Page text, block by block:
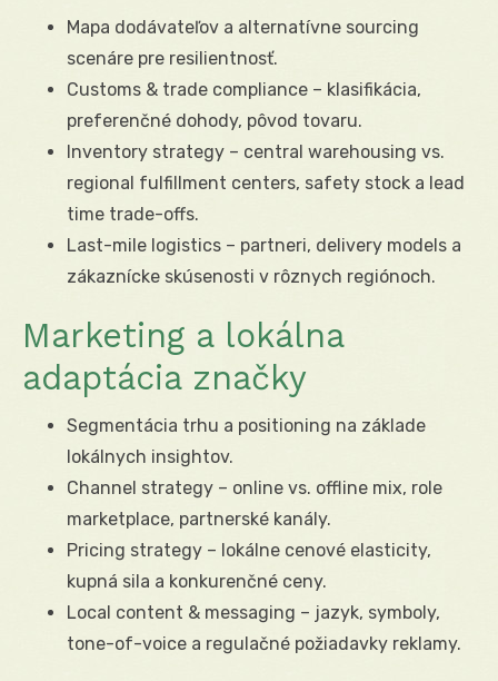
Mapa dodávateľov a alternatívne sourcing
scenáre pre resilientnosť.
Customs & trade compliance – klasifikácia,
preferenčné dohody, pôvod tovaru.
Inventory strategy – central warehousing vs.
regional fulfillment centers, safety stock a lead
time trade-offs.
Last-mile logistics – partneri, delivery models a
zákaznícke skúsenosti v rôznych regiónoch.
Marketing a lokálna
adaptácia značky
Segmentácia trhu a positioning na základe
lokálnych insightov.
Channel strategy – online vs. offline mix, role
marketplace, partnerské kanály.
Pricing strategy – lokálne cenové elasticity,
kupná sila a konkurenčné ceny.
Local content & messaging – jazyk, symboly,
tone-of-voice a regulačné požiadavky reklamy.